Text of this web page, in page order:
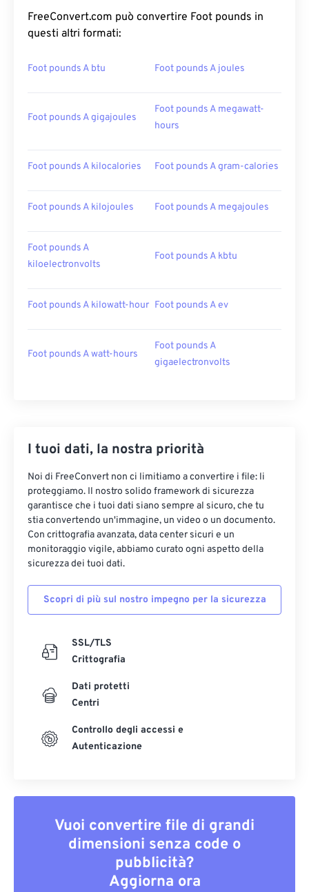
FreeConvert.com può convertire Foot pounds in
questi altri formati:
Foot pounds A btu Foot pounds A joules
Foot pounds A gigajoules
Foot pounds A megawatt-
hours
Foot pounds A kilocalories Foot pounds A gram-calories
Foot pounds A kilojoules Foot pounds A megajoules
Foot pounds A
kiloelectronvolts
Foot pounds A kbtu
Foot pounds A kilowatt-hour Foot pounds A ev
Foot pounds A watt-hours
Foot pounds A
gigaelectronvolts
I tuoi dati, la nostra priorità
Noi di FreeConvert non ci limitiamo a convertire i file: li
proteggiamo. Il nostro solido framework di sicurezza
garantisce che i tuoi dati siano sempre al sicuro, che tu
stia convertendo un'immagine, un video o un documento.
Con crittografia avanzata, data center sicuri e un
monitoraggio vigile, abbiamo curato ogni aspetto della
sicurezza dei tuoi dati.
Scopri di più sul nostro impegno per la sicurezza
SSL/TLS
Crittografia
Dati protetti
Centri
Controllo degli accessi e
Autenticazione
Vuoi convertire file di grandi
dimensioni senza code o
pubblicità?
Aggiorna ora